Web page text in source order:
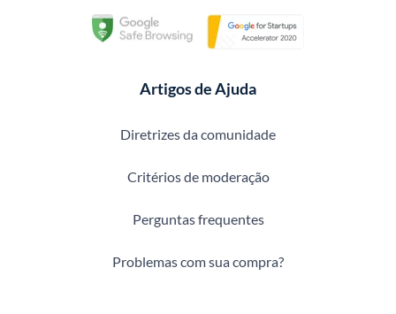
Artigos de Ajuda
Diretrizes da comunidade
Critérios de moderação
Perguntas frequentes
Problemas com sua compra?